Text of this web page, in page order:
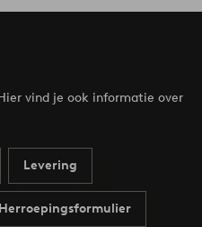
vind je ook informatie over
Levering
Herroepingsformulier